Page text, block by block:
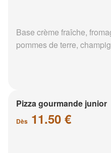
Base crème fraîche,
pommes de terre,
Pizza gourmande junior
Dès 11.50 €